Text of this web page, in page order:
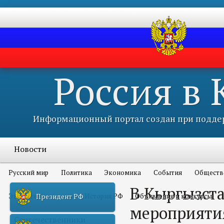
Россия в
Информационный портал создан при
Новости
Русский мир Политика Экономика События
Это интересно всем История РФ Объявления и конкурсы
Соотечественники
Президент РФ
В